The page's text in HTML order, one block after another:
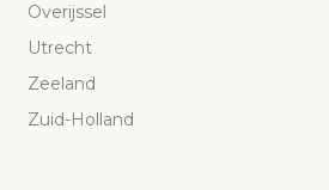
Overijssel
Utrecht
Zeeland
Zuid-Holland